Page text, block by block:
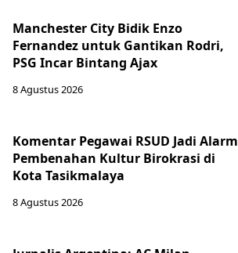
Manchester City Bidik Enzo
Fernandez untuk Gantikan Rodri,
PSG Incar Bintang Ajax
8 Agustus 2026
Komentar Pegawai RSUD Jadi Alarm
Pembenahan Kultur Birokrasi di
Kota Tasikmalaya
8 Agustus 2026